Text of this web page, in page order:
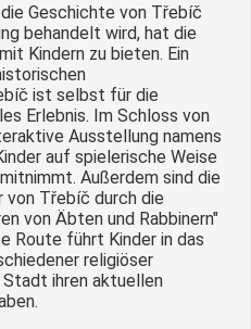
Geschichte von Třebíč
behandelt wird, hat die
Kindern zu bieten. Ein
ist selbst für die
Erlebnis. Im Schloss von
Ausstellung namens
auf spielerische Weise
Außerdem sind die
Třebíč durch die
von Äbten und Rabbinern"
Route führt Kinder in das
religiöser
ihren aktuellen